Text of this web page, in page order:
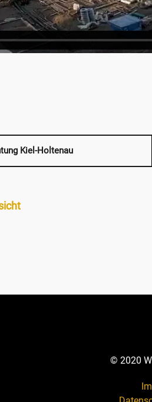
Kiel-Holtenau
© 2020